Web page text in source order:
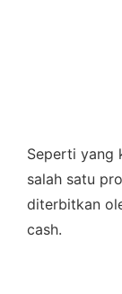
Seperti yang
salah satu
diterbitkan
cash.